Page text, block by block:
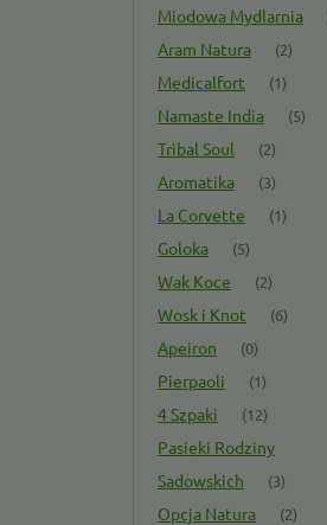
Miodowa Mydlarnia
Aram Natura (2)
Medicalfort (1)
Namaste India (5)
Tribal Soul (2)
Aromatika (3)
La Corvette (1)
Goloka (5)
Wak Koce (2)
Wosk i Knot (6)
Apeiron (0)
Pierpaoli (1)
4 Szpaki (12)
Pasieki Rodziny
Sadowskich
(3)
Opcja Natura (2)